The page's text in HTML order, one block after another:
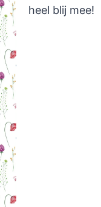
heel blij mee!